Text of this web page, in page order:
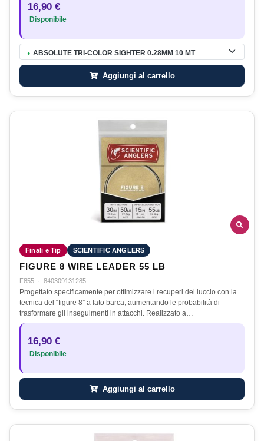
16,90 €
Disponibile
● ABSOLUTE TRI-COLOR SIGHTER 0.28MM 10 MT
Aggiungi al carrello
Finali e Tip SCIENTIFIC ANGLERS
FIGURE 8 WIRE LEADER 55 LB
F855 · 840309131285
Progettato specificamente per ottimizzare i recuperi del luccio con la
tecnica del “figure 8” a lato barca, aumentando le probabilità di
trasformare gli inseguimenti in attacchi. Realizzato a…
16,90 €
Disponibile
Aggiungi al carrello